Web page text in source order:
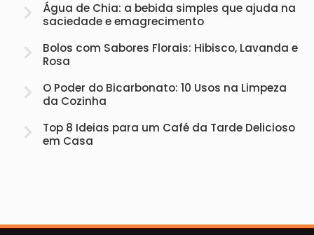
Água de Chia: a bebida simples que ajuda na
saciedade e emagrecimento
Bolos com Sabores Florais: Hibisco, Lavanda e
Rosa
O Poder do Bicarbonato: 10 Usos na Limpeza
da Cozinha
Top 8 Ideias para um Café da Tarde Delicioso
em Casa